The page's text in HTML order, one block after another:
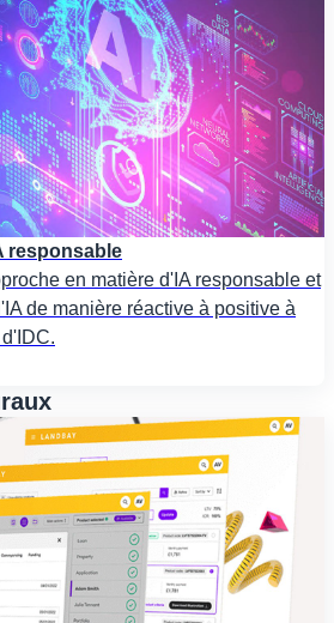
responsable
en matière d'IA responsable et
de manière réactive à positive à